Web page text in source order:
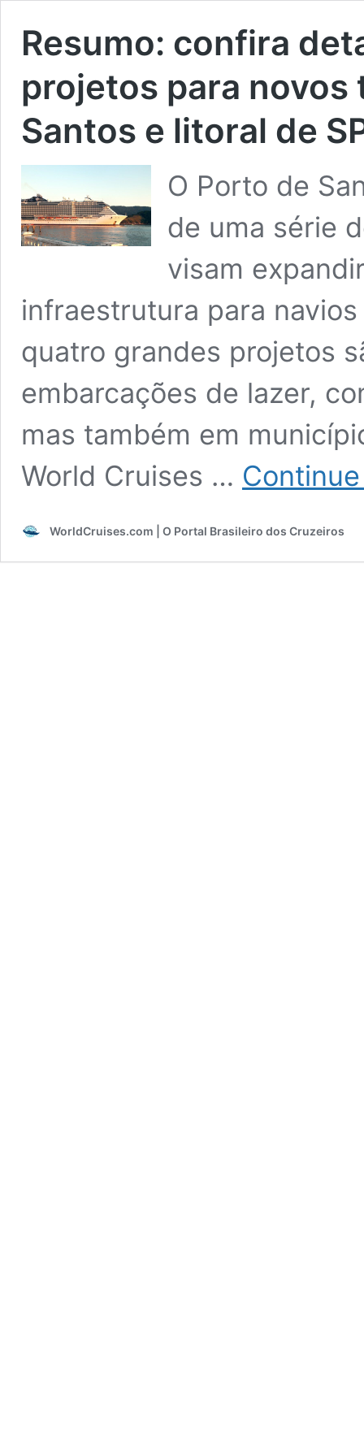
Resumo: confira
projetos para
Santos e litoral de
O Porto de
de uma série
visam
infraestrutura para
quatro grandes projetos
embarcações de lazer,
mas também em
World Cruises …
WorldCruises.com | O Portal Brasileiro dos Cruzeiros